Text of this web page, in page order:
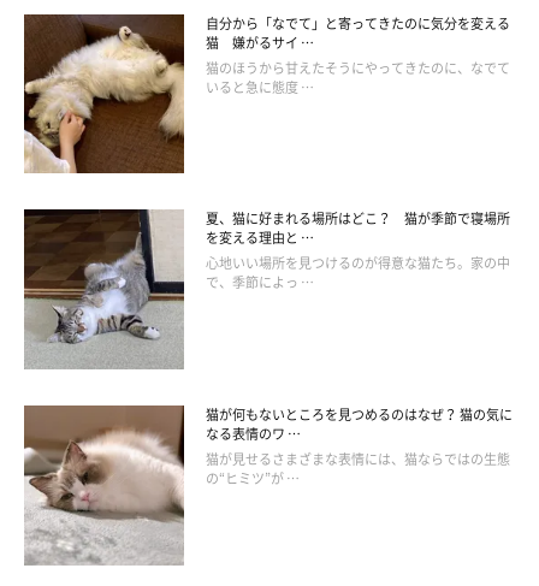
ルダーや、フワフワ系のキーホルダーなどを机に置いてる
と、くわえて持ち去られます。届かない高い位置などに置
くようにはしています」
「仏壇に供えたお供えのお菓子。仏間のドアを閉める、箱
ごとお供えする」
自分から「なでて」と寄ってきたのに気分を変える
猫 嫌がるサイ …
猫のほうから甘えたそうにやってきたのに、なでて
いると急に態度 …
夏、猫に好まれる場所はどこ？ 猫が季節で寝場所
を変える理由と …
心地いい場所を見つけるのが得意な猫たち。家の中
で、季節によっ …
猫が何もないところを見つめるのはなぜ？ 猫の気に
なる表情のワ …
猫が見せるさまざまな表情には、猫ならではの生態
の“ヒミツ”が …